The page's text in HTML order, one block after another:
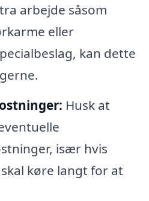
arbejde såsom
eller
kan dette
Husk at
især hvis
køre langt for at